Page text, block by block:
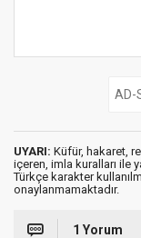
UYARI: Küfür, hakaret,
içeren, imla kuralları ile
Türkçe karakter
onaylanmamaktadır.
1 Yorum